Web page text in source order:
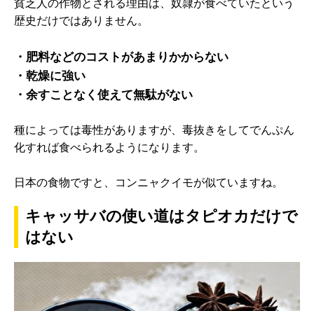
貧乏人の作物とされる理由は、奴隷が食べていたという
歴史だけではありません。
・肥料などのコストがあまりかからない
・乾燥に強い
・余すことなく使えて無駄がない
種によっては毒性がありますが、毒抜きをしてでんぷん
化すれば食べられるようになります。
日本の食物ですと、コンニャクイモが似ていますね。
キャッサバの使い道はタピオカだけで
はない